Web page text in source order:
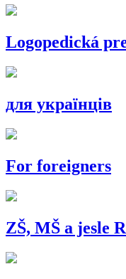
Logopedická
для українців
For foreigners
ZŠ, MŠ a jesle